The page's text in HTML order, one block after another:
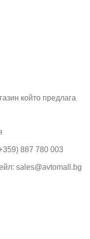
който предлага
887 780 003
sales@avtomall.bg